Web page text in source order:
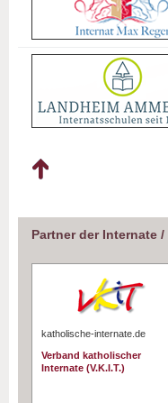
Partner der Internate
katholische-internate.de
Verband katholischer
Internate (V.K.I.T.)